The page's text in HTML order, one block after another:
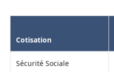
Cotisation
Sécurité Sociale